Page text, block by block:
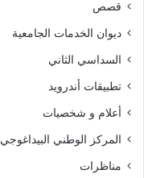
قصص
ديوان الخدمات الجامعية
السداسي الثاني
تطبيقات أندرويد
أعلام و شخصيات
المركز الوطني البيداغوجي
مناظرات